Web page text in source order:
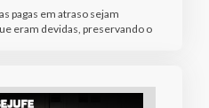
pagas em atraso sejam
eram devidas, preservando o